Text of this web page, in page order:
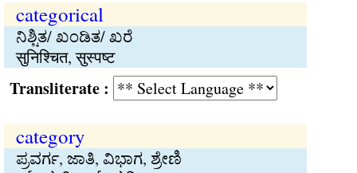
categorical
ನಿಶ್ಚಿತ/ ಖಂಡಿತ/ ಖರೆ
सुनिश्चित, सुस्पष्ट
:
category
ಪ್ರವರ್ಗ, ಜಾತಿ, ವಿಭಾಗ, ಶ್ರೇಣಿ